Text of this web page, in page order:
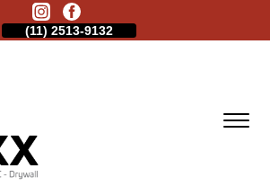
(11) 2513-9132